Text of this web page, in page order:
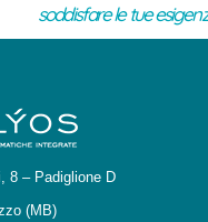
soddisfare le tue
8 – Padiglione D
(MB)